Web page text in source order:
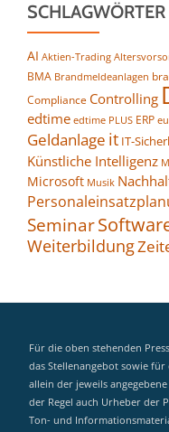
SCHLAGWÖRTER
AI Aktien-Trading
BMA Brandmeldeanlagen
Compliance Controlling
edtime edtime PLUS ERP
Geldanlage it IT-
Künstliche Intelligenz
Microsoft Musik
Seminar
Weiterbildung
Für die oben stehenden
das Stellenangebot sowie
allein der jeweils
der Regel auch Urheber der
Ton- und